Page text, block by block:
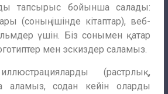
тапсырыс бойынша салады:
(соның ішінде кітаптар), веб-
үшін. Біз сонымен қатар
мен эскиздер саламыз.
(растрлық,
аламыз, содан кейін оларды